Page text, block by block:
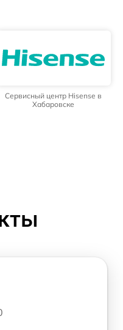
Сервисный центр Hisense в
Хабаровске